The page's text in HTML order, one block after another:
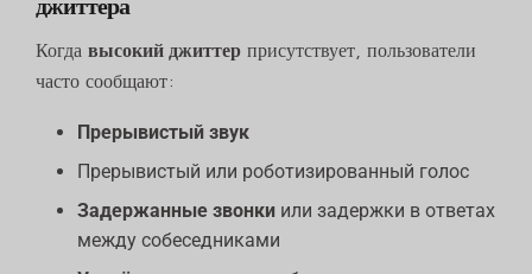
Когда высокий джиттер присутствует, пользователи
часто сообщают:
Прерывистый звук
Прерывистый или роботизированный голос
Задержанные звонки или задержки в ответах
между собеседниками